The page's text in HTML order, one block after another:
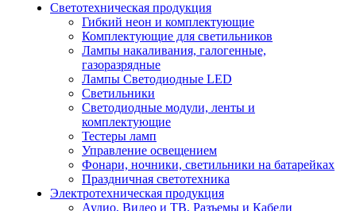
Светотехническая продукция
Гибкий неон и комплектующие
Комплектующие для светильников
Лампы накаливания, галогенные,
газоразрядные
Лампы Светодиодные LED
Светильники
Светодиодные модули, ленты и
комплектующие
Тестеры ламп
Управление освещением
Фонари, ночники, светильники на батарейках
Праздничная светотехника
Электротехническая продукция
Аудио, Видео и ТВ, Разъемы и Кабели